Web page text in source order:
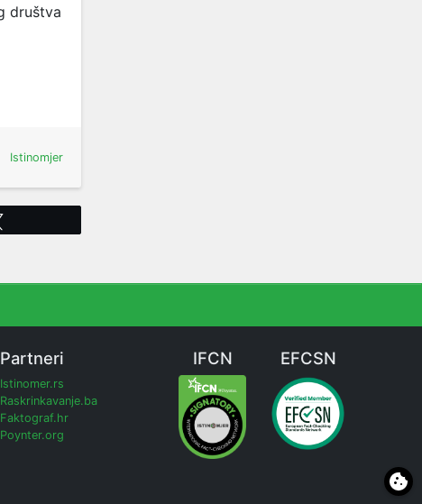
društva
Istinomjer
Partneri
Istinomer.rs
Raskrinkavanje.ba
Faktograf.hr
Poynter.org
IFCN EFCSN